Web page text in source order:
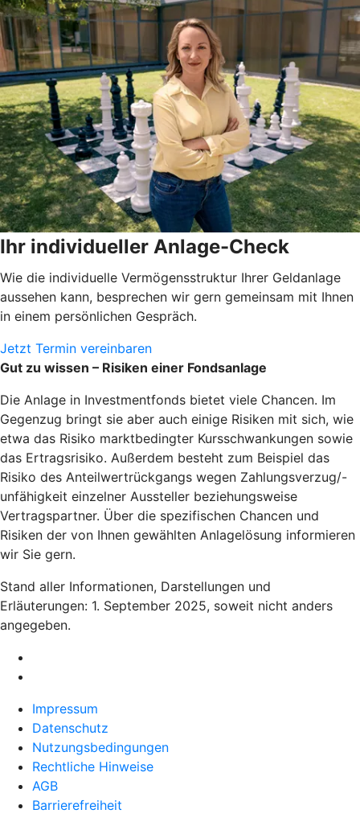
Ihr individueller Anlage-Check
Wie die individuelle Vermögensstruktur Ihrer Geldanlage
aussehen kann, besprechen wir gern gemeinsam mit Ihnen
in einem persönlichen Gespräch.
Jetzt Termin vereinbaren
Gut zu wissen – Risiken einer Fondsanlage
Die Anlage in Investmentfonds bietet viele Chancen. Im
Gegenzug bringt sie aber auch einige Risiken mit sich, wie
etwa das Risiko marktbedingter Kursschwankungen sowie
das Ertragsrisiko. Außerdem besteht zum Beispiel das
Risiko des Anteilwertrückgangs wegen Zahlungsverzug/-
unfähigkeit einzelner Aussteller beziehungsweise
Vertragspartner. Über die spezifischen Chancen und
Risiken der von Ihnen gewählten Anlagelösung informieren
wir Sie gern.
Stand aller Informationen, Darstellungen und
Erläuterungen: 1. September 2025, soweit nicht anders
angegeben.
Impressum
Datenschutz
Nutzungsbedingungen
Rechtliche Hinweise
AGB
Barrierefreiheit